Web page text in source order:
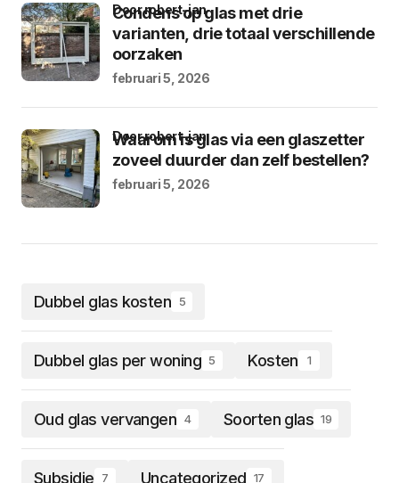
Condens op glas met drie
varianten, drie totaal verschillende
oorzaken
door robert-jan
februari 5, 2026
Waarom is glas via een glaszetter
zoveel duurder dan zelf bestellen?
door robert-jan
februari 5, 2026
Dubbel glas kosten 5
Dubbel glas per woning 5 Kosten 1
Oud glas vervangen 4 Soorten glas 19
Subsidie 7 Uncategorized 17